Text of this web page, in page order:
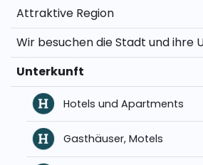
Attraktive Region
Wir besuchen die Stadt und ihre
Unterkunft
Hotels und Apartments
Gasthäuser, Motels